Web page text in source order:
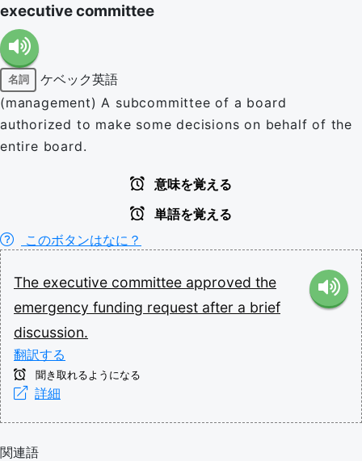
executive committee
名詞
ケベック英語
(management) A subcommittee of a board
authorized to make some decisions on behalf of the
entire board.
意味を覚える
単語を覚える
このボタンはなに？
The executive committee approved the
emergency funding request after a brief
discussion.
翻訳する
聞き取れるようになる
詳細
関連語